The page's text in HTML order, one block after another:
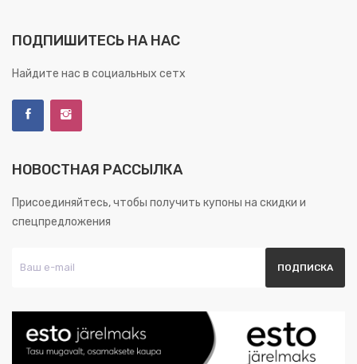
ПОДПИШИТЕСЬ НА НАС
Найдите нас в социальных сетх
НОВОСТНАЯ РАССЫЛКА
Присоединяйтесь, чтобы получить купоны на скидки и
спецпредложения